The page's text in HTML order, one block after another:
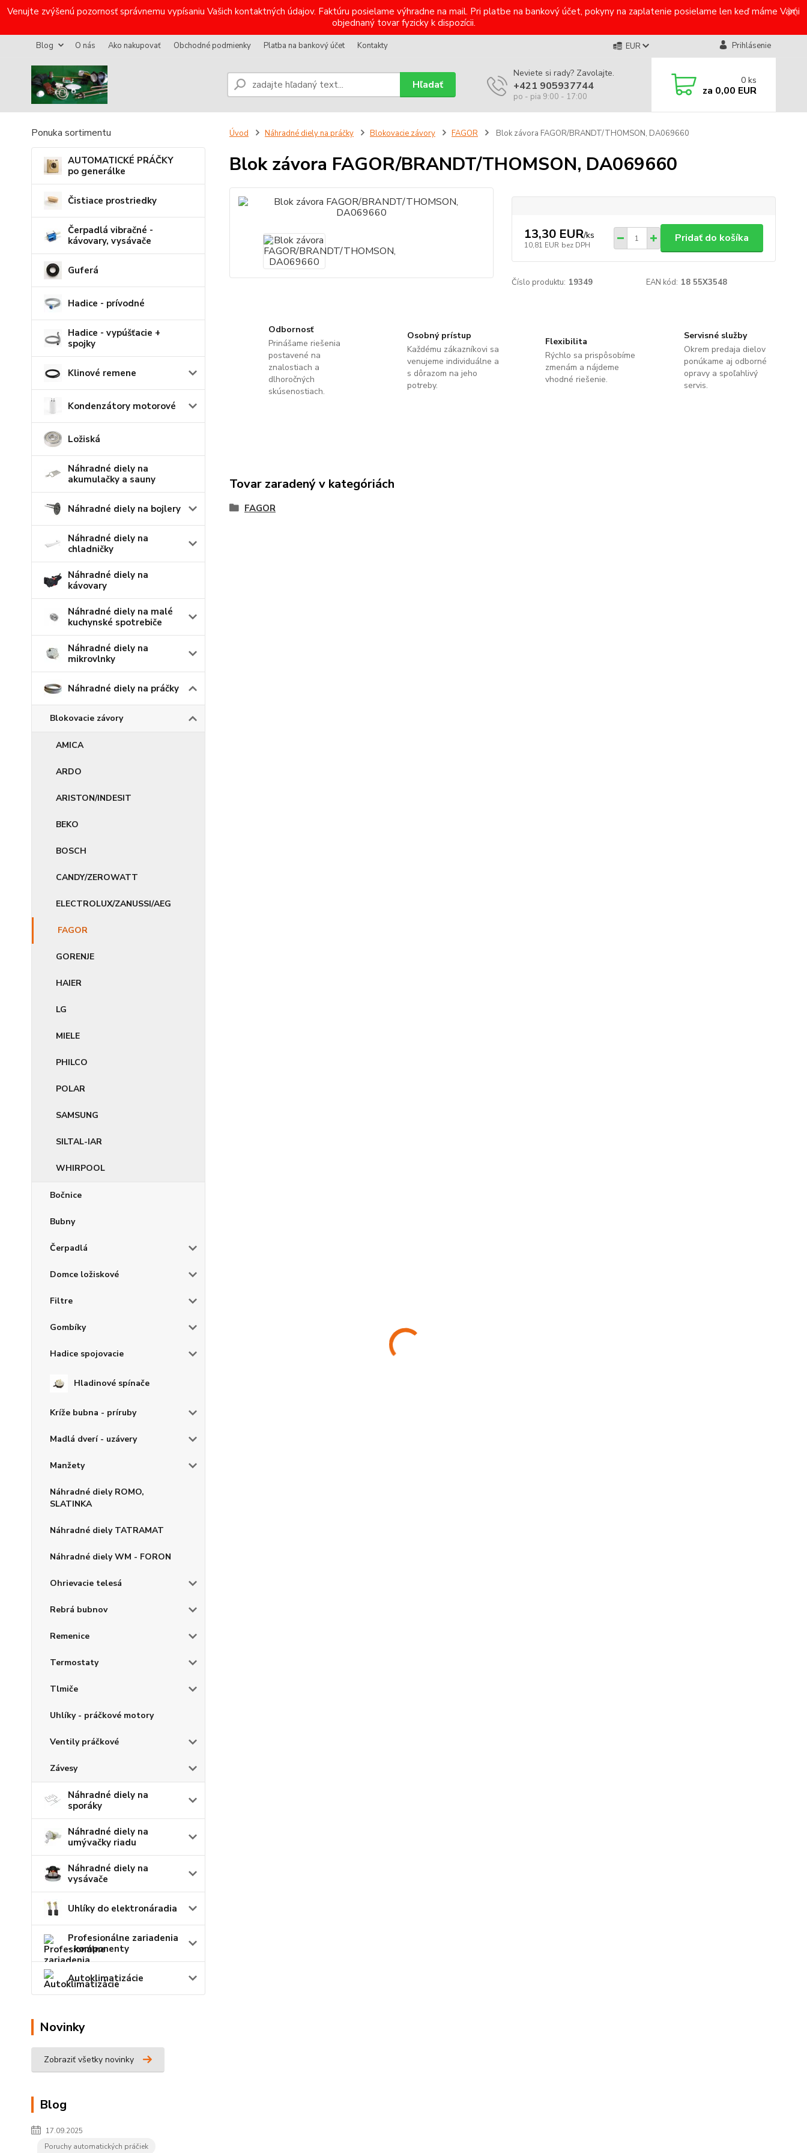
Venujte zvýšenú pozornosť správnemu vypísaniu Vašich kontaktných údajov. Faktúru posielame výhradne na mail. Pri platbe na bankový účet, pokyny na zaplatenie posielame len keď máme Vami
objednaný tovar fyzicky k dispozícii.
Blog O nás Ako nakupovať Obchodné podmienky Platba na bankový účet Kontakty EUR Prihlásenie
Hľadať
Neviete si rady? Zavolajte.
+421 905937744
po - pia 9:00 - 17:00
0 ks
za 0,00 EUR
Ponuka sortimentu
AUTOMATICKÉ PRÁČKY
po generálke
Čistiace prostriedky
Čerpadlá vibračné -
kávovary, vysávače
Guferá
Hadice - prívodné
Hadice - vypúšťacie +
spojky
Klinové remene
Kondenzátory motorové
Ložiská
Náhradné diely na
akumulačky a sauny
Náhradné diely na bojlery
Náhradné diely na
chladničky
Náhradné diely na
kávovary
Náhradné diely na malé
kuchynské spotrebiče
Náhradné diely na
mikrovlnky
Náhradné diely na práčky
Blokovacie závory
AMICA
ARDO
ARISTON/INDESIT
BEKO
BOSCH
CANDY/ZEROWATT
ELECTROLUX/ZANUSSI/AEG
FAGOR
GORENJE
HAIER
LG
MIELE
PHILCO
POLAR
SAMSUNG
SILTAL-IAR
WHIRPOOL
Bočnice
Bubny
Čerpadlá
Domce ložiskové
Filtre
Gombíky
Hadice spojovacie
Hladinové spínače
Kríže bubna - príruby
Madlá dverí - uzávery
Manžety
Náhradné diely ROMO,
SLATINKA
Náhradné diely TATRAMAT
Náhradné diely WM - FORON
Ohrievacie telesá
Rebrá bubnov
Remenice
Termostaty
Tlmiče
Uhlíky - práčkové motory
Ventily práčkové
Závesy
Náhradné diely na
sporáky
Náhradné diely na
umývačky riadu
Náhradné diely na
vysávače
Uhlíky do elektronáradia
Profesionálne zariadenia
- komponenty
Autoklimatizácie
Novinky
Zobraziť všetky novinky
Blog
17.09.2025
Poruchy automatických práčiek
Úvod Náhradné diely na práčky Blokovacie závory FAGOR Blok závora FAGOR/BRANDT/THOMSON, DA069660
Blok závora FAGOR/BRANDT/THOMSON, DA069660
13,30 EUR/ks
10,81 EUR bez DPH
Pridať do košíka
Číslo produktu: 19349 EAN kód: 18 55X3548
Odbornosť
Prinášame riešenia
postavené na
znalostiach a
dlhoročných
skúsenostiach.
Osobný prístup
Každému zákazníkovi sa
venujeme individuálne a
s dôrazom na jeho
potreby.
Flexibilita
Rýchlo sa prispôsobíme
zmenám a nájdeme
vhodné riešenie.
Servisné služby
Okrem predaja dielov
ponúkame aj odborné
opravy a spoľahlivý
servis.
Tovar zaradený v kategóriách
FAGOR